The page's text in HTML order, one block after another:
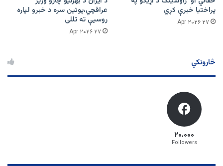
پراختیا خبرې کړي
۲۷ Apr ۲۰۲۶
عراقچي،پوتین سره د خبرو لپاره
روسیې ته تللی
۲۷ Apr ۲۰۲۶
څارونکي
۲۰،۰۰۰
Followers